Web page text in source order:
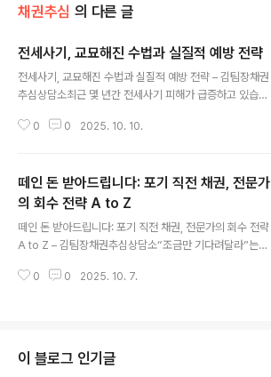
채권추심 의 다른 글
전세사기, 교묘해진 수법과 실질적 예방 전략
전세사기, 교묘해진 수법과 실질적 예방 전략 – 김팀장채권
추심상담소최근 몇 년간 전세사기 피해가 급증하고 있습니
법의 빈틈을 노리는 신종 수법들이 끊임없이 등장합니다.
리했습니다.⸻I. 대항력 발생 시점을 노린 사기전세 계
약을 마치고 전입신고까지 마쳤다고 해도, 대항력은 즉시
생기지 않습니다.전입신고 ‘익일 0시’부터 효력이 발생한
다는 점을 악용하는 사기가 대표적입니다.예를 들어, 세입
자가 계약 당일 전입신고를 마치자마자 임대인이 그날 바
로 집을 다른 사람에게 매매하거나, 근저당을 얹어버리는
0 0 2025. 10. 10.
떼인 돈 받아드립니다: 포기 직전 채권, 전문가
의 회수 전략 A to Z
떼인 돈 받아드립니다: 포기 직전 채권, 전문가의 회수 전략
A to Z – 김팀장채권추심상담소“조금만 기다려달라”는
지고, 두 달 넘게 변제 없이 연락이 끊겼다면 그것은 ‘기다
을 회수하는 것은 미안한 일이 아니라, 내 사업과 생존을 지
키는 정당한 권리입니다.채권은 시간이 지날수록 회수율이
0 0 2025. 10. 7.
이 블로그 인기글